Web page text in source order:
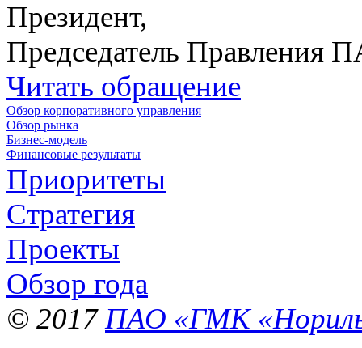
Президент,
Председатель Правления
Читать обращение
Обзор корпоративного управления
Обзор рынка
Бизнес-модель
Финансовые результаты
Приоритеты
Стратегия
Проекты
Обзор года
© 2017 ПАО «ГМК